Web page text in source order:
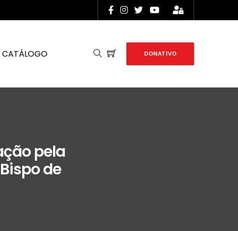
CATÁLOGO DONATIVO
pela
de